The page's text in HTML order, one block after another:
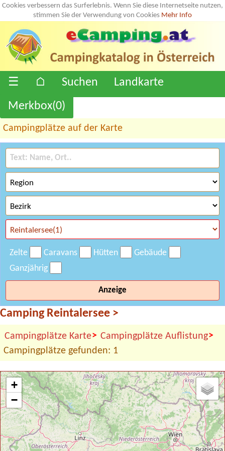
Cookies verbessern das Surferlebnis. Wenn Sie diese Internetseite nutzen,
stimmen Sie der Verwendung von Cookies Mehr Info
☰ ⌂ Suchen
Landkarte
Merkbox(0)
Campingplätze auf der Karte
Zelte Caravans Hütten
Gebäude
Ganzjährig
Anzeige
Camping Reintalersee >
Campingplätze Karte> Campingplätze Auflistung>
Campingplätze gefunden: 1
+
−